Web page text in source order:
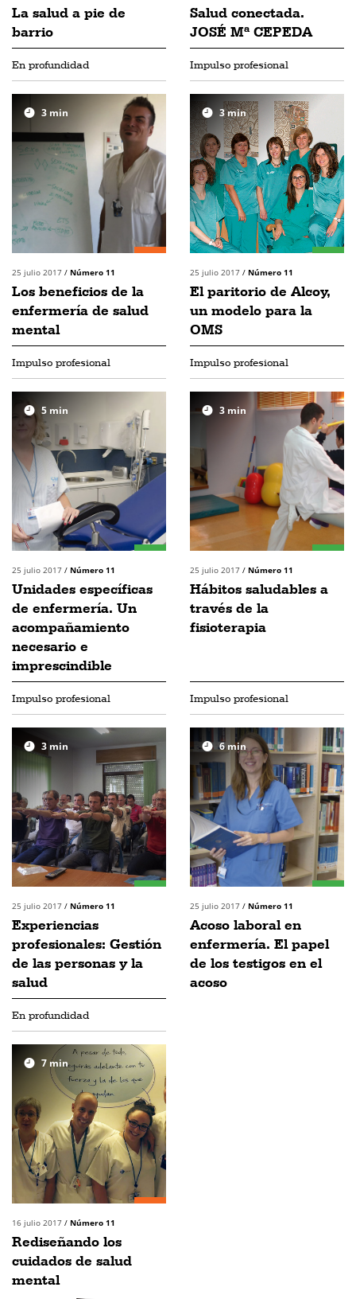
La salud a pie de
barrio
Salud conectada.
JOSÉ Mª CEPEDA
En profundidad
3 min
25 julio 2017 / Número 11
Los beneficios de la
enfermería de salud
mental
Impulso profesional
3min
25 julio 2017 / Número 11
El paritorio de Alcoy,
un modelo para la
OMS
Impulso profesional
5 min
25 julio 2017 / Número 11
Unidades específicas
de enfermería. Un
acompañamiento
necesario e
imprescindible
Impulso profesional
3min
25 julio 2017 / Número 11
Hábitos saludables a
través de la
fisioterapia
Impulso profesional
3 min
25 julio 2017 / Número 11
Experiencias
profesionales: Gestión
de las personas y la
salud
Impulso profesional
6 min
25 julio 2017 / Número 11
Acoso laboral en
enfermería. El papel
de los testigos en el
acoso
En profundidad
7 min
16 julio 2017 / Número 11
Rediseñando los
cuidados de salud
mental